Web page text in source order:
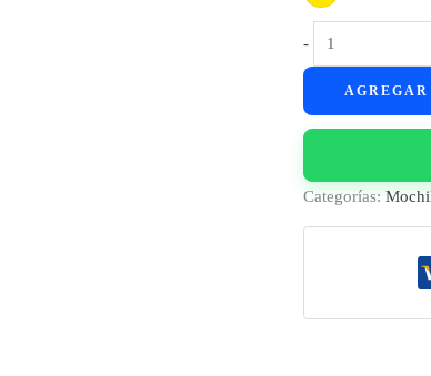
-
Riñonera
Sport
cantidad
Categorías: